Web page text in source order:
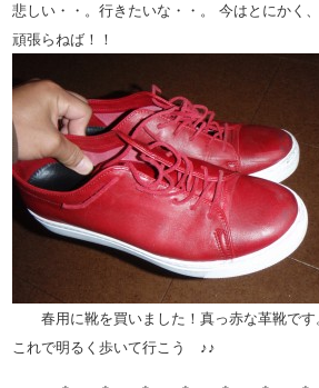
悲しい・・。行きたいな・・。
今はとにかく
頑張らねば！！
春用に靴を買いました！真っ
これで明るく歩いて行こう ♪♪